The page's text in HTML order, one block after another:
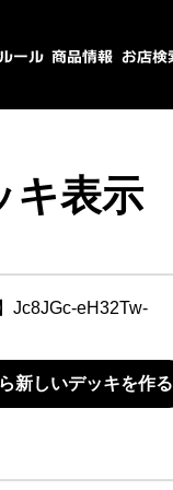
キ表示
Jc8JGc-eH32Tw-
新しいデッキを作る